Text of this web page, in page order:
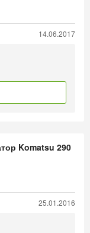
14.06.2017
Komatsu 290
25.01.2016